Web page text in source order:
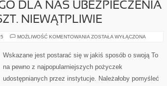
DLA NAS UBEZPIECZENIA
NIEWĄTPLIWIE
MOŻLIWOŚĆ KOMENTOWANIA WYBÓR
NAS
UBEZPIECZENIA
NIE
KUNSZT.
ZOSTAŁA WYŁĄCZONA
Wskazane jest postarać się w jakiś sposób o swoją To
na pewno z najpopularniejszych pożyczek
udostępnianych przez instytucje. Należałoby pomyśleć